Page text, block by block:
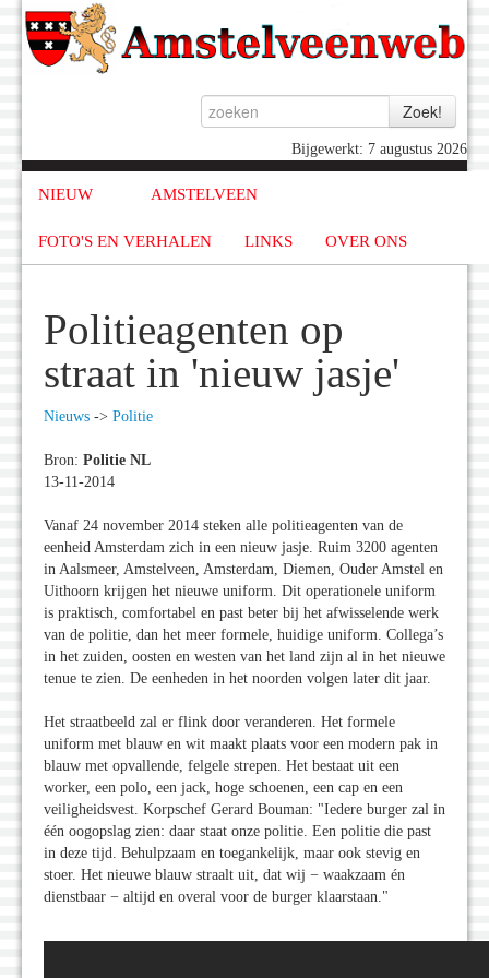
Bijgewerkt: 7 augustus 2026
NIEUW AMSTELVEEN
FOTO'S EN VERHALEN LINKS OVER ONS
Politieagenten op
straat in 'nieuw jasje'
Nieuws -> Politie
Bron: Politie NL
13-11-2014
Vanaf 24 november 2014 steken alle politieagenten van de
eenheid Amsterdam zich in een nieuw jasje. Ruim 3200 agenten
in Aalsmeer, Amstelveen, Amsterdam, Diemen, Ouder Amstel en
Uithoorn krijgen het nieuwe uniform. Dit operationele uniform
is praktisch, comfortabel en past beter bij het afwisselende werk
van de politie, dan het meer formele, huidige uniform. Collega’s
in het zuiden, oosten en westen van het land zijn al in het nieuwe
tenue te zien. De eenheden in het noorden volgen later dit jaar.
Het straatbeeld zal er flink door veranderen. Het formele
uniform met blauw en wit maakt plaats voor een modern pak in
blauw met opvallende, felgele strepen. Het bestaat uit een
worker, een polo, een jack, hoge schoenen, een cap en een
veiligheidsvest. Korpschef Gerard Bouman: "Iedere burger zal in
één oogopslag zien: daar staat onze politie. Een politie die past
in deze tijd. Behulpzaam en toegankelijk, maar ook stevig en
stoer. Het nieuwe blauw straalt uit, dat wij − waakzaam én
dienstbaar − altijd en overal voor de burger klaarstaan."